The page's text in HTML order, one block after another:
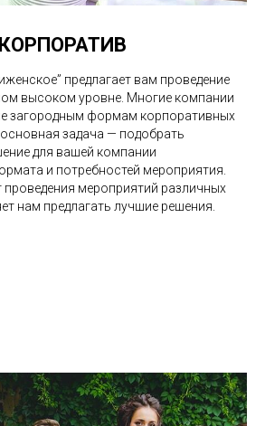
КОРПОРАТИВ
предлагает вам проведение
высоком уровне. Многие компании
загородным формам корпоративных
задача — подобрать
для вашей компании
и потребностей мероприятия.
проведения мероприятий различных
нам предлагать лучшие решения.